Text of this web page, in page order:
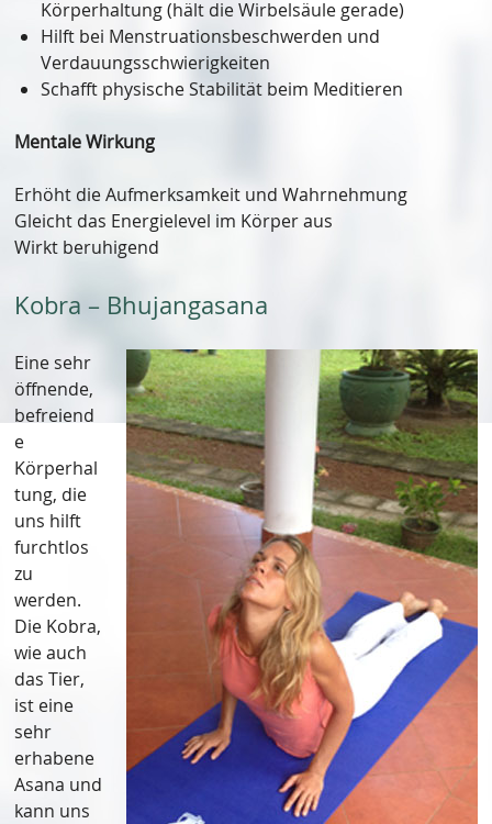
Körperhaltung (hält die Wirbelsäule gerade)
Hilft bei Menstruationsbeschwerden und
Verdauungsschwierigkeiten
Schafft physische Stabilität beim Meditieren
Mentale Wirkung
Erhöht die Aufmerksamkeit und Wahrnehmung
Gleicht das Energielevel im Körper aus
Wirkt beruhigend
Kobra – Bhujangasana
Eine sehr
öffnende,
befreiend
e
Körperhal
tung, die
uns hilft
furchtlos
zu
werden.
Die Kobra,
wie auch
das Tier,
ist eine
sehr
erhabene
Asana und
kann uns